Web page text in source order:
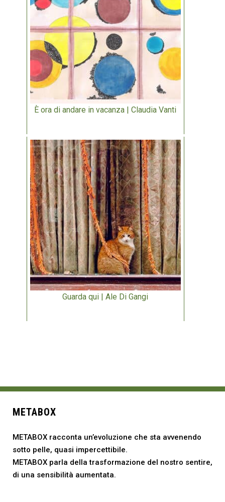
È ora di andare in vacanza | Claudia Vanti
Guarda qui | Ale Di Gangi
METABOX
METABOX racconta un’evoluzione che sta avvenendo
sotto pelle, quasi impercettibile.
METABOX parla della trasformazione del nostro sentire,
di una sensibilità aumentata.